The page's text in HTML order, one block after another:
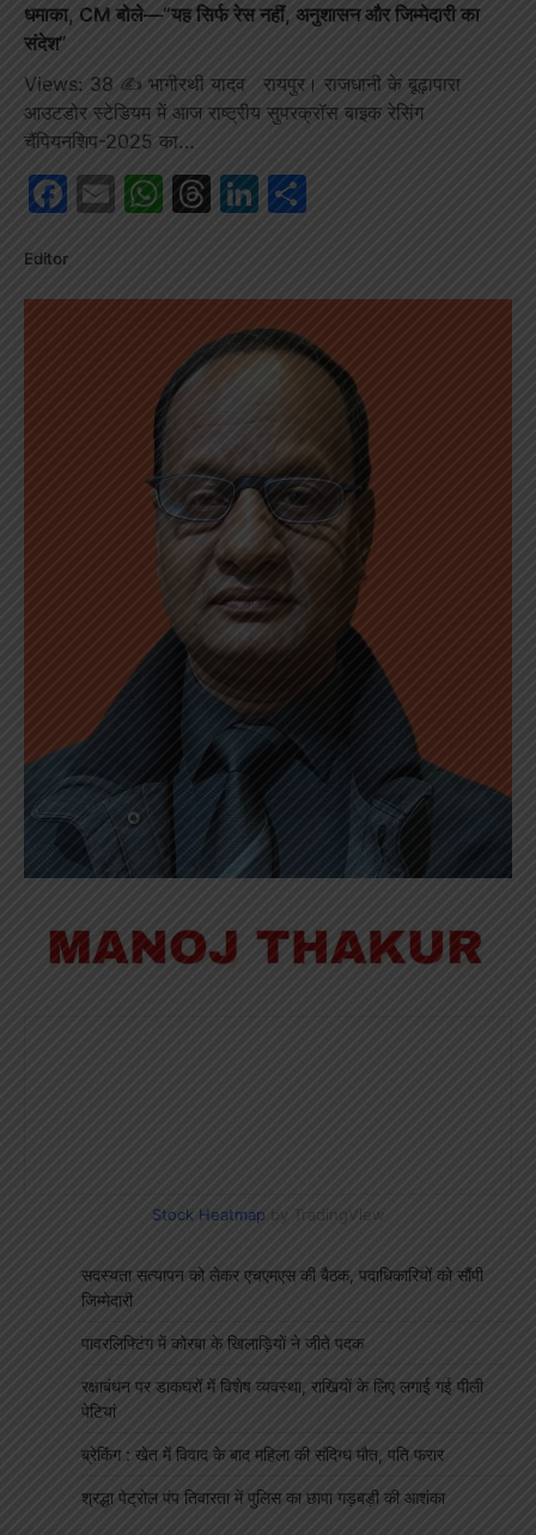
धमाका, CM बोले—“यह सिर्फ रेस नहीं, अनुशासन और जिम्मेदारी का
संदेश”
Views: 38 ✍️ भागीरथी यादव रायपुर। राजधानी के बूढ़ापारा
आउटडोर स्टेडियम में आज राष्ट्रीय सुपरक्रॉस बाइक रेसिंग
चैंपियनशिप-2025 का…
Facebook
EmailWhatsApp
Threads
LinkedIn
Editor
Stock Heatmap by TradingView
सदस्यता सत्यापन को लेकर एचएमएस की बैठक, पदाधिकारियों को सौंपी
जिम्मेदारी
पावरलिफ्टिंग में कोरबा के खिलाड़ियों ने जीते पदक
रक्षाबंधन पर डाकघरों में विशेष व्यवस्था, राखियों के लिए लगाई गई पीली
पेटियां
ब्रेकिंग : खेत में विवाद के बाद महिला की संदिग्ध मौत, पति फरार
श्रद्धा पेट्रोल पंप तिवारता में पुलिस का छापा गड़बड़ी की आशंका